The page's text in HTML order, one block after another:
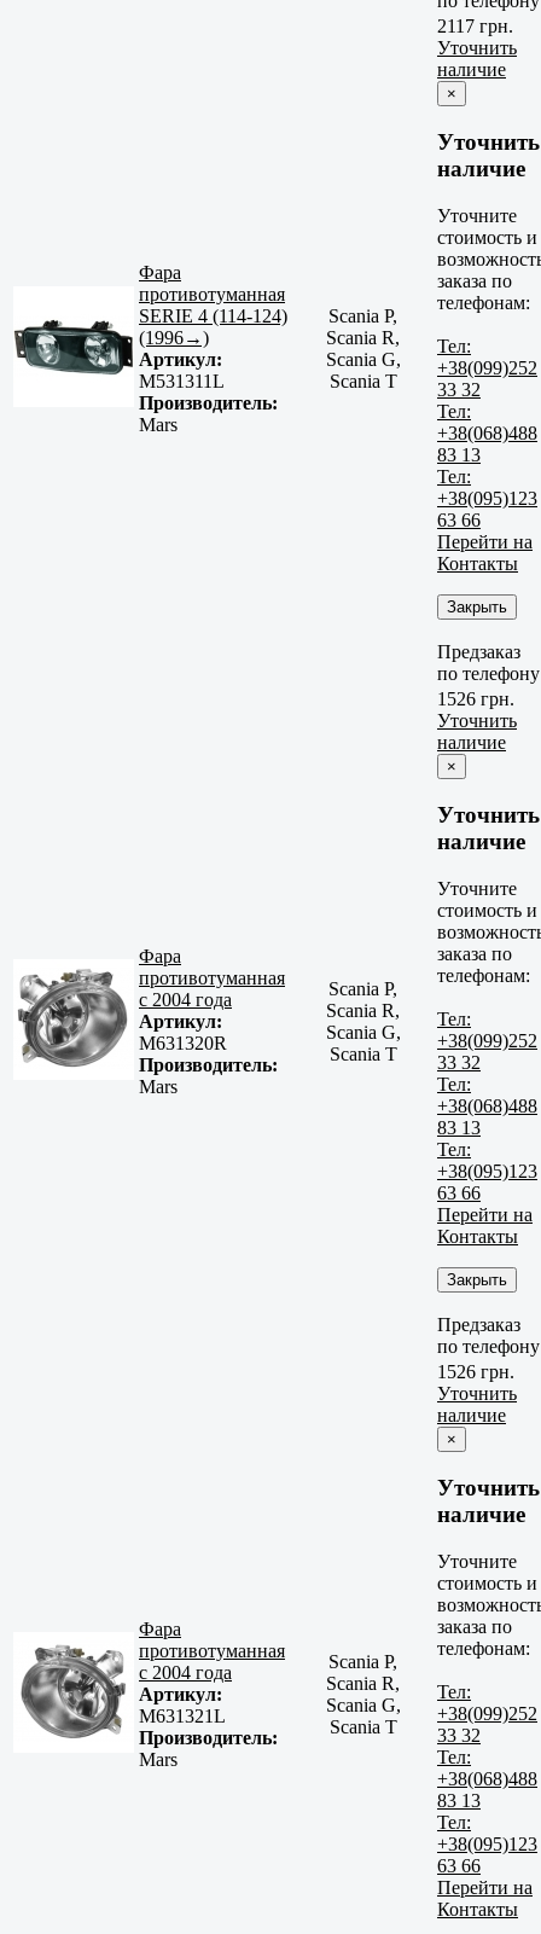
Фара
противотуманная
SERIE 4 (114-124)
(1996→)
Артикул:
M531311L
Производитель:
Mars
Scania P,
Scania R,
Scania G,
Scania T
2117 грн.
Уточнить
наличие
×
Уточнить
наличие
Уточните
стоимость и
заказа по
телефонам:
Тел:
+38(099)252
33 32
Тел:
+38(068)488
83 13
Тел:
+38(095)123
63 66
Перейти на
Контакты
Закрыть
Предзаказ
по телефону
Фара
противотуманная
с 2004 года
Артикул:
M631320R
Производитель:
Mars
Scania P,
Scania R,
Scania G,
Scania T
1526 грн.
Уточнить
наличие
×
Уточнить
наличие
Уточните
стоимость и
заказа по
телефонам:
Тел:
+38(099)252
33 32
Тел:
+38(068)488
83 13
Тел:
+38(095)123
63 66
Перейти на
Контакты
Закрыть
Предзаказ
по телефону
Фара
противотуманная
с 2004 года
Артикул:
M631321L
Производитель:
Mars
Scania P,
Scania R,
Scania G,
Scania T
1526 грн.
Уточнить
наличие
×
Уточнить
наличие
Уточните
стоимость и
заказа по
телефонам:
Тел:
+38(099)252
33 32
Тел:
+38(068)488
83 13
Тел:
+38(095)123
63 66
Перейти на
Контакты